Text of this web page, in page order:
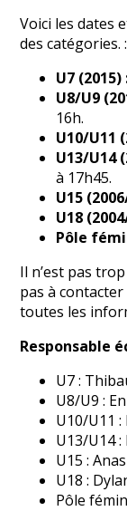
Voici les dates
des catégories. :
U7 (2015)
U8/U9
16h.
U10/U11
U13/U14
à 17h45.
U15
U18
Pôle
Il n’est pas
pas à
toutes les
Responsable
U7 :
U8/U9 :
U10/U11 :
U13/U14 :
U15 :
U18 :
Pôle